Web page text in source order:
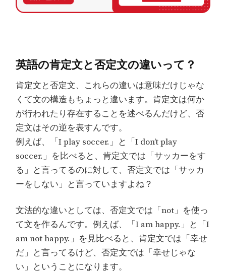
英語の肯定文と否定文の違いって？
肯定文と否定文、これらの違いは意味だけじゃな
くて文の構造もちょっと違います。肯定文は何か
が行われたり存在することを述べるんだけど、否
定文はその逆を表すんです。
例えば、「I play soccer.」と「I don’t play
soccer.」を比べると、肯定文では「サッカーをす
る」と言ってるのに対して、否定文では「サッカ
ーをしない」と言っていますよね？
文法的な違いとしては、否定文では「not」を使っ
て文を作るんです。例えば、「I am happy.」と「I
am not happy.」を見比べると、肯定文では「幸せ
だ」と言ってるけど、否定文では「幸せじゃな
い」ということになります。